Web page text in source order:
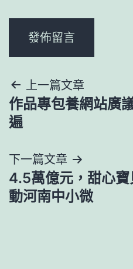
文
章
覽
上一篇文章
作品專包養網站廣
遍
下一篇文章
4.5萬億元，甜心寶
動河南中小微